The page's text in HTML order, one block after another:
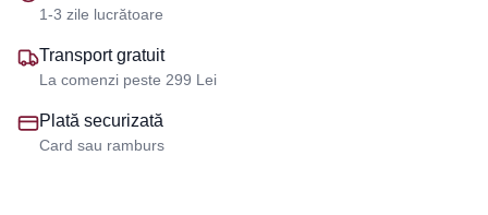
1-3 zile lucrătoare
Transport gratuit
La comenzi peste 299 Lei
Plată securizată
Card sau ramburs